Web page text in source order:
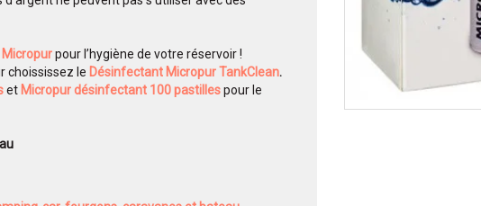
pour l’hygiène de votre réservoir !
choississez le Désinfectant Micropur TankClean.
et Micropur désinfectant 100 pastillespour le